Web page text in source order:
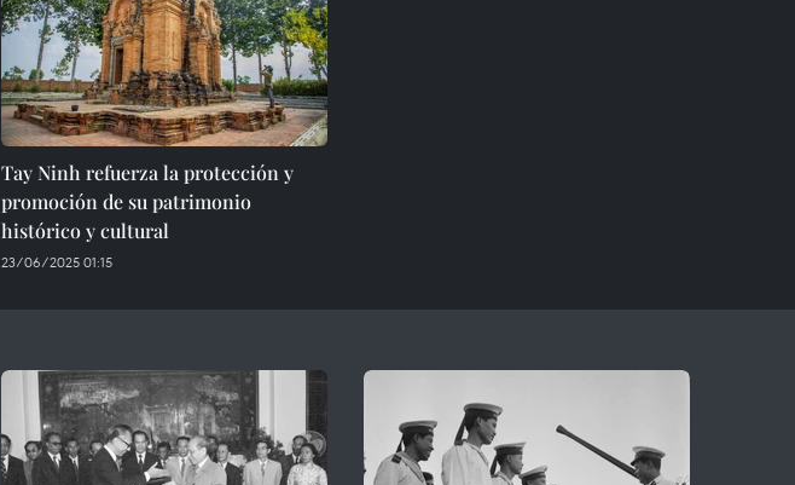
Tay Ninh refuerza la protección y
promoción de su patrimonio
histórico y cultural
23/06/2025 01:15